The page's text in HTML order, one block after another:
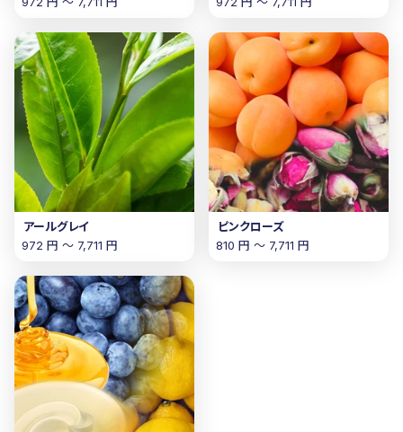
アールグレイ
972 円 〜 7,711 円
ピンクローズ
810 円 〜 7,711 円